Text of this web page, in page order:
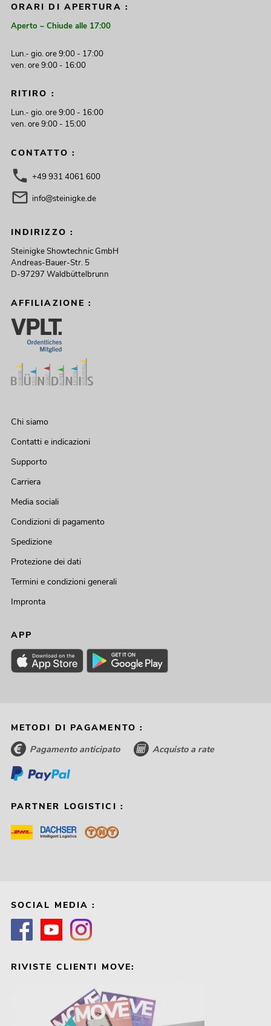
ORARI DI APERTURA :
Aperto – Chiude alle 17:00
Lun.- gio. ore 9:00 - 17:00
ven. ore 9:00 - 16:00
RITIRO :
Lun.- gio. ore 9:00 - 16:00
ven. ore 9:00 - 15:00
CONTATTO :
+49 931 4061 600
info@steinigke.de
INDIRIZZO :
Steinigke Showtechnic GmbH
Andreas-Bauer-Str. 5
D-97297 Waldbüttelbrunn
AFFILIAZIONE :
Chi siamo
Contatti e indicazioni
Supporto
Carriera
Media sociali
Condizioni di pagamento
Spedizione
Protezione dei dati
Termini e condizioni generali
Impronta
APP
METODI DI PAGAMENTO :
Pagamento anticipato Acquisto a rate
PARTNER LOGISTICI :
SOCIAL MEDIA :
RIVISTE CLIENTI MOVE: